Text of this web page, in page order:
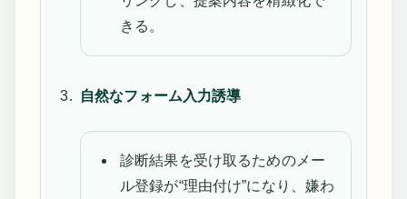
きる。
自然なフォーム入力誘導
診断結果を受け取るためのメー
ル登録が“理由付け”になり、嫌わ